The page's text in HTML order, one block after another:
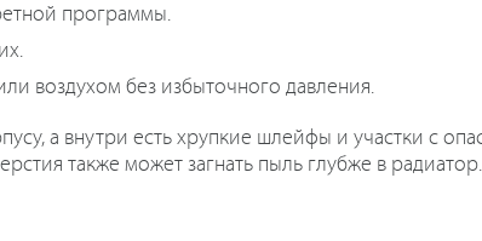
программы.
воздухом без избыточного давления.
а внутри есть хрупкие шлейфы и участки с
также может загнать пыль глубже в радиатор.